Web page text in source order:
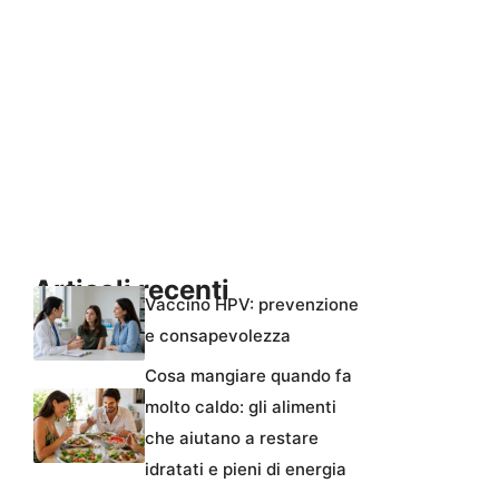
Articoli recentiVaccino HPV: prevenzione
e consapevolezza
Cosa mangiare quando fa
molto caldo: gli alimenti
che aiutano a restare
idratati e pieni di energia